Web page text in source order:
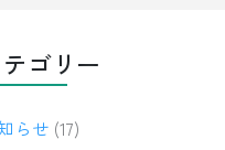
ゴリー
らせ (17)